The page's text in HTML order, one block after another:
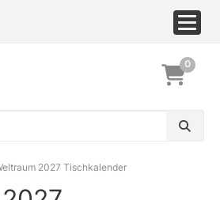
0
2027 Tischkalender